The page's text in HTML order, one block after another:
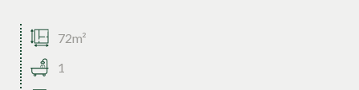
72m²
1